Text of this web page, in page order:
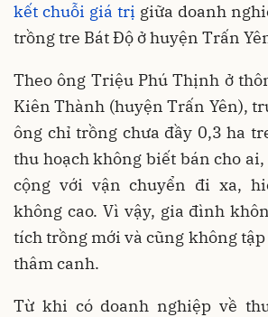
kết chuỗi giá trị giữa doanh
trồng tre Bát Độ ở huyện Trấn
Theo ông Triệu Phú Thịnh ở
Kiên Thành (huyện Trấn Yên),
ông chỉ trồng chưa đầy 0,3 ha
thu hoạch không biết bán cho
cộng với vận chuyển đi xa,
không cao. Vì vậy, gia đình
tích trồng mới và cũng không
thâm canh.
Từ khi có doanh nghiệp về